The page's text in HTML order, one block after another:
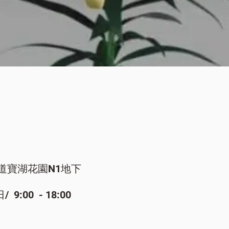
寶湖花園N1地下
/ 9:00 - 18:00​